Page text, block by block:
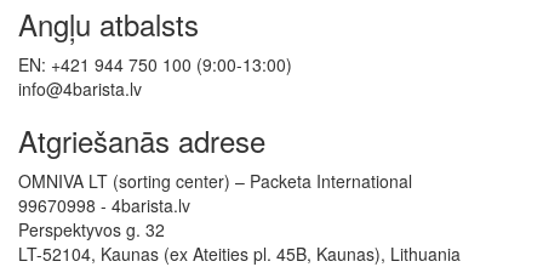
Angļu atbalsts
EN: +421 944 750 100 (9:00-13:00)
info@4barista.lv
Atgriešanās adrese
OMNIVA LT (sorting center) – Packeta International
99670998 - 4barista.lv
Perspektyvos g. 32
LT-52104, Kaunas (ex Ateities pl. 45B, Kaunas), Lithuania